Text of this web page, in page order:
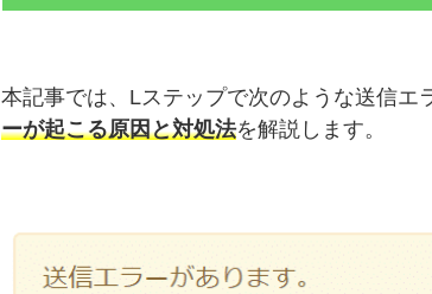
本記事では、Lステップで次のような送信エ
ーが起こる原因と対処法を解説します。